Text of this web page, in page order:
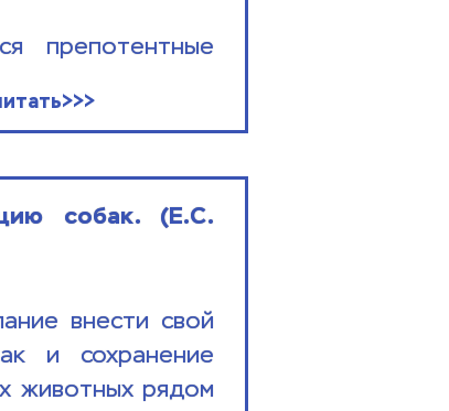
препотентные
собак. (Е.С.
внести свой
и сохранение
животных рядом